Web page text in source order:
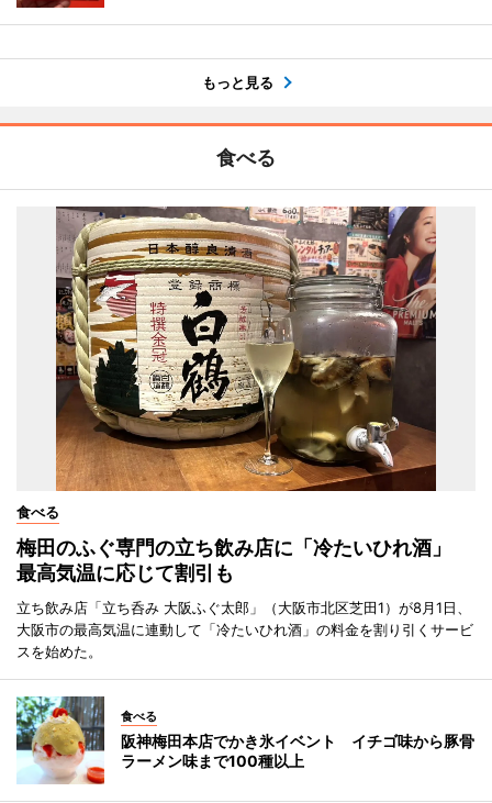
もっと見る
食べる
食べる
梅田のふぐ専門の立ち飲み店に「冷たいひれ酒」
最高気温に応じて割引も
立ち飲み店「立ち呑み 大阪ふぐ太郎」（大阪市北区芝田1）が8月1日、
大阪市の最高気温に連動して「冷たいひれ酒」の料金を割り引くサービ
スを始めた。
食べる
阪神梅田本店でかき氷イベント イチゴ味から豚骨
ラーメン味まで100種以上